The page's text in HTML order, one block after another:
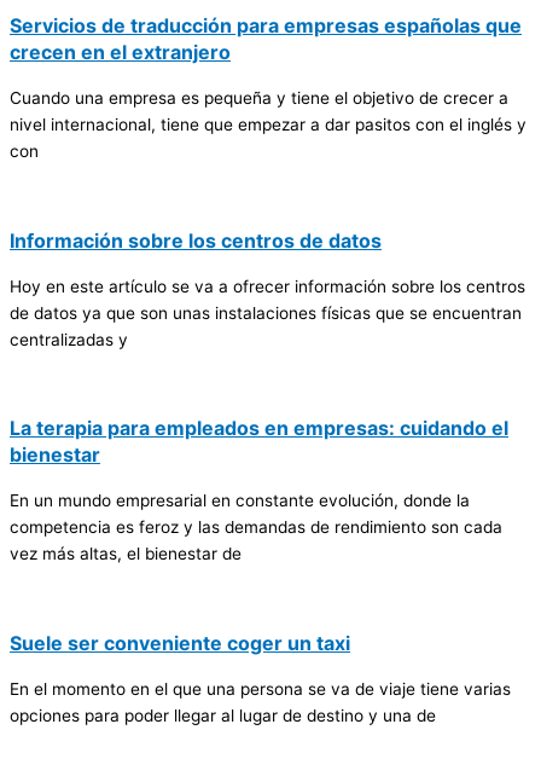
Servicios de traducción para empresas españolas que
crecen en el extranjero
Cuando una empresa es pequeña y tiene el objetivo de crecer a
nivel internacional, tiene que empezar a dar pasitos con el inglés y
con
Información sobre los centros de datos
Hoy en este artículo se va a ofrecer información sobre los centros
de datos ya que son unas instalaciones físicas que se encuentran
centralizadas y
La terapia para empleados en empresas: cuidando el
bienestar
En un mundo empresarial en constante evolución, donde la
competencia es feroz y las demandas de rendimiento son cada
vez más altas, el bienestar de
Suele ser conveniente coger un taxi
En el momento en el que una persona se va de viaje tiene varias
opciones para poder llegar al lugar de destino y una de